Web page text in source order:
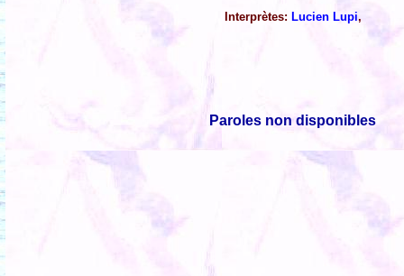
Interprètes: Lucien Lupi,
Paroles non disponibles